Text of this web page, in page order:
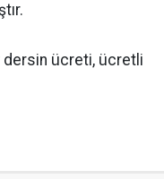
dersin ücreti, ücretli